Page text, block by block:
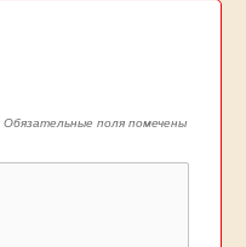
Обязательные поля помечены